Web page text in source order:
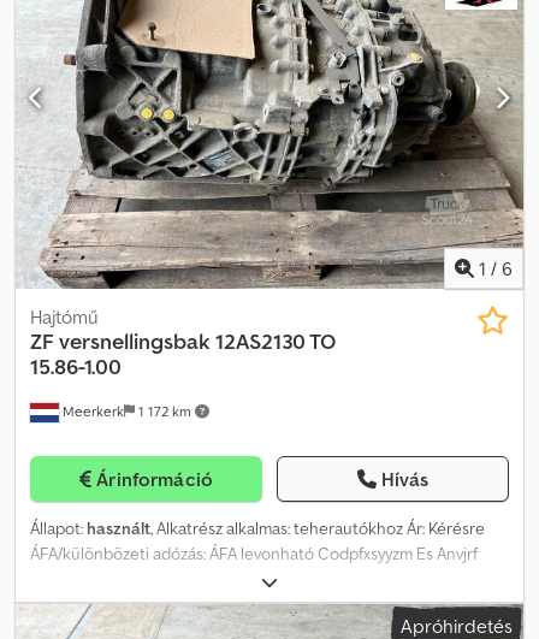
1 / 6
Meerkerk 1 172 km
Hajtómű
ZF versnellingsbak 12AS2130 TO
15.86-1.00
Árinformáció Hívás
Állapot: használt, Alkatrész alkalmas: teherautókhoz Ár: Kérésre
ÁFA/különbözeti adózás: ÁFA levonható Codpfxsyyzm Es Anvjrf
Apróhirdetés